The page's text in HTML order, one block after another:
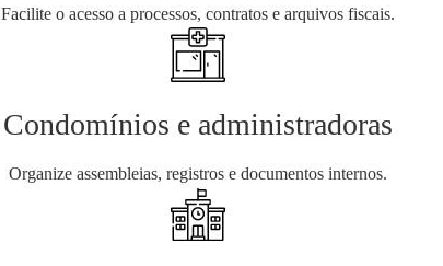
Facilite o acesso a processos, contratos e arquivos fiscais.
Condomínios e administradoras
Organize assembleias, registros e documentos internos.